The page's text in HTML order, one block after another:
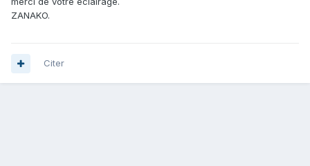
ZANAKO.
Citer